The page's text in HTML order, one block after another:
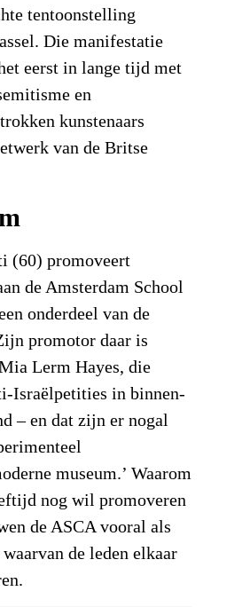
tentoonstelling
Die manifestatie
eerst in lange tijd met
en
kunstenaars
van de Britse
(60) promoveert
de Amsterdam School
onderdeel van de
promotor daar is
Lerm Hayes, die
Israëlpetities in binnen-
– en dat zijn er nogal
museum.’ Waarom
nog wil promoveren
de ASCA vooral als
de leden elkaar